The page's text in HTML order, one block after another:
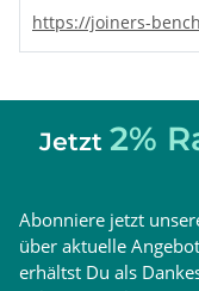
https://joiners-
Jetzt 2%
Abonniere jetzt
über aktuelle
erhältst Du als